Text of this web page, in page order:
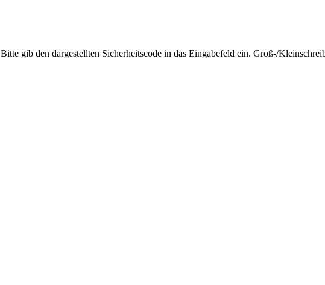
Bitte gib den dargestellten Sicherheitscode in das Eingabefeld ein. Groß-/